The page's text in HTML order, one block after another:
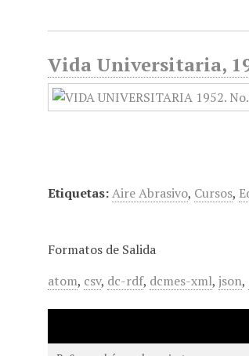
Vida Universitaria,
Etiquetas:Aire Abrasivo, Cursos,
Formatos de Salida
atom, csv, dc-rdf, dcmes-xml,json,